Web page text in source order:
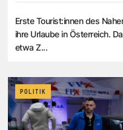
Erste Tourist:innen des
ihre Urlaube in Österreich.
etwa Z...
POLITIK